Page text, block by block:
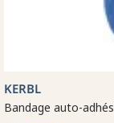
KERBL
Bandage auto-